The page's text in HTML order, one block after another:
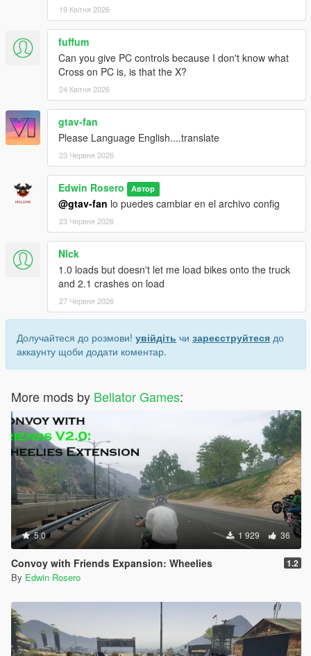
19 Квітня 2026
fuffum
Can you give PC controls because I don't know what
Cross on PC is, is that the X?
24 Квітня 2026
gtav-fan
Please Language English....translate
23 Червня 2026
Edwin Rosero Автор
@gtav-fan lo puedes cambiar en el archivo config
23 Червня 2026
Nlck
1.0 loads but doesn't let me load bikes onto the truck
and 2.1 crashes on load
27 Червня 2026
Долучайтеся до розмови! увійдіть чи зареєструйтеся до
аккаунту щоби додати коментар.
More mods by Bellator Games:
5.0 1 929 36
Convoy with Friends Expansion: Wheelies 1.2
By Edwin Rosero